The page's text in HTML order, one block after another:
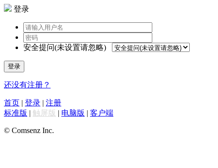
登录
安全提问(未设置请忽略)
登录
还没有注册？
首页 | 登录 | 注册
标准版 | 触屏版 | 电脑版 | 客户端
© Comsenz Inc.